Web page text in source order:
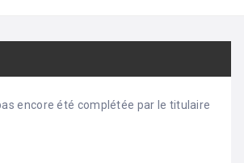
encore été complétée par le titulaire